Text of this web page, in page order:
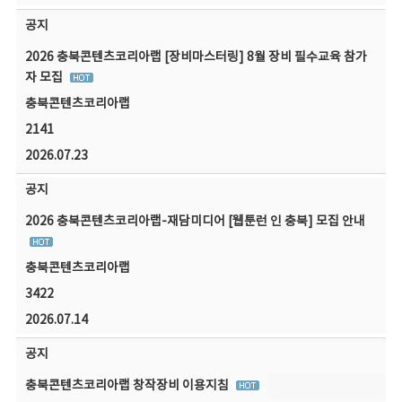
공지
2026 충북콘텐츠코리아랩 [장비마스터링] 8월 장비 필수교육 참가
자 모집
충북콘텐츠코리아랩
2141
2026.07.23
공지
2026 충북콘텐츠코리아랩-재담미디어 [웹툰런 인 충북] 모집 안내
충북콘텐츠코리아랩
3422
2026.07.14
공지
충북콘텐츠코리아랩 창작장비 이용지침